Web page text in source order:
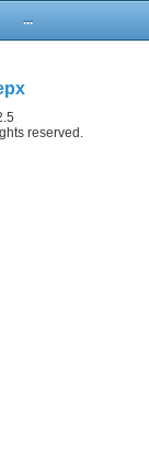
...
reserved.